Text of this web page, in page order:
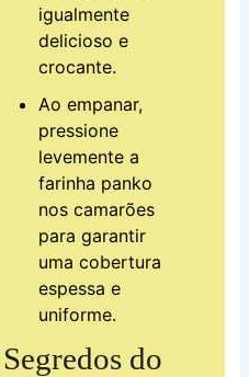
igualmente
delicioso e
crocante.
Ao empanar,
pressione
levemente a
farinha panko
nos camarões
para garantir
uma cobertura
espessa e
uniforme.
Segredos do